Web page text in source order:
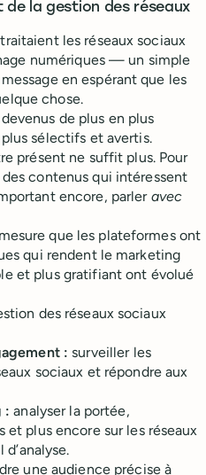
de la gestion des réseaux
les réseaux sociaux
numériques — un simple
en espérant que les
chose.
de plus en plus
sélectifs et avertis.
présent ne suffit plus. Pour
contenus qui intéressent
encore, parler avec
que les plateformes ont
qui rendent le marketing
et plus gratifiant ont évolué
des réseaux sociaux
: surveiller les
sociaux et répondre aux
: analyser la portée,
et plus encore sur les réseaux
d’analyse.
une audience précise à